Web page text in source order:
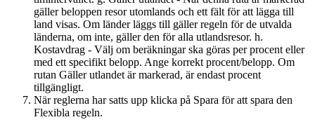
gäller beloppen resor utomlands och ett fält för att lägga till
land visas. Om länder läggs till gäller regeln för de utvalda
länderna, om inte, gäller den för alla utlandsresor. h.
Kostavdrag - Välj om beräkningar ska göras per procent eller
med ett specifikt belopp. Ange korrekt procent/belopp. Om
rutan Gäller utlandet är markerad, är endast procent
tillgängligt.
När reglerna har satts upp klicka på Spara för att spara den
Flexibla regeln.